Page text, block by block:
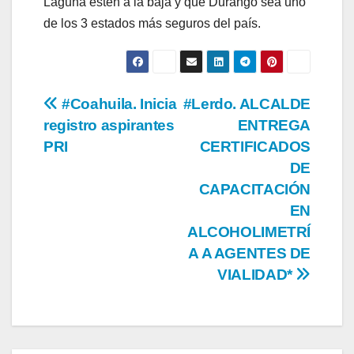
de los 3 estados más seguros del país.
Navegación
de
#Lerdo. ALCALDE
ENTREGA
CERTIFICADOS
DE
CAPACITACIÓN
EN
ALCOHOLIMETRÍ
A A AGENTES DE
VIALIDAD*
#Coahuila. Inicia
registro aspirantes
PRI